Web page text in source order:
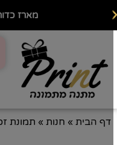
מארז
דף הבית»חנות»תמונת